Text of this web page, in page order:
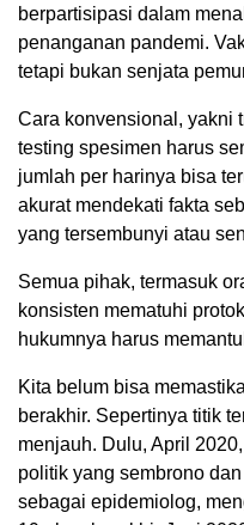
berpartisipasi dalam
penanganan pandemi.
tetapi bukan senjata
Cara konvensional, yakni
testing spesimen harus
jumlah per harinya bisa
akurat mendekati fakta
yang tersembunyi atau
Semua pihak, termasuk
konsisten mematuhi
hukumnya harus
Kita belum bisa
berakhir. Sepertinya titik
menjauh. Dulu, April
politik yang sembrono
sebagai epidemiolog,